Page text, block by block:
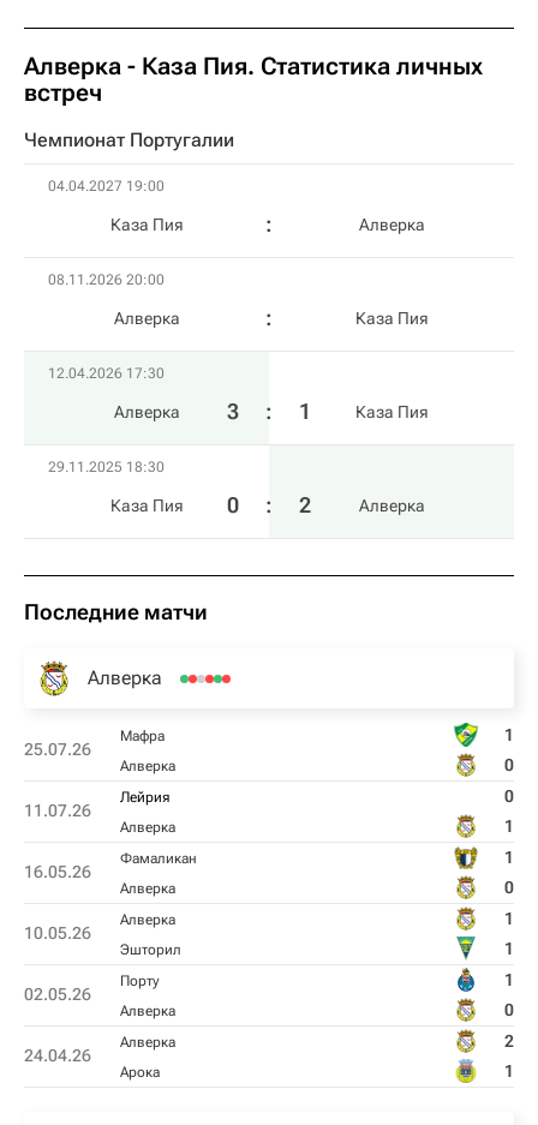
Алверка - Каза Пия. Статистика личных
встреч
Чемпионат Португалии
04.04.2027 19:00
Каза Пия Алверка
08.11.2026 20:00
Алверка Каза Пия
12.04.2026 17:30
Алверка 3 : 1 Каза Пия
29.11.2025 18:30
Каза Пия 0 : 2 Алверка
Последние матчи
Алверка
25.07.26
Мафра 1
Алверка 0
11.07.26
Лейрия 0
Алверка 1
16.05.26
Фамаликан 1
Алверка 0
10.05.26
Алверка 1
Эшторил 1
02.05.26
Порту 1
Алверка 0
24.04.26
Алверка 2
Арока 1